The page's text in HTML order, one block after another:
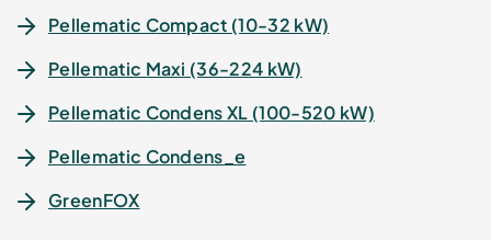
Pellematic Compact (10-32 kW)
Pellematic Maxi (36-224 kW)
Pellematic Condens XL (100-520 kW)
Pellematic Condens_e
GreenFOX